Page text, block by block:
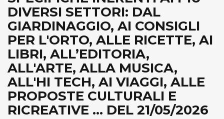
DIVERSI SETTORI: DAL
GIARDINAGGIO, AI CONSIGLI
PER L'ORTO, ALLE RICETTE, AI
LIBRI, ALL’EDITORIA,
ALL'ARTE, ALLA MUSICA,
ALL'HI TECH, AI VIAGGI, ALLE
PROPOSTE CULTURALI E
RICREATIVE ... DEL 21/05/2026